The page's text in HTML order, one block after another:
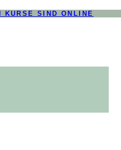
KURSE SIND ONLINE